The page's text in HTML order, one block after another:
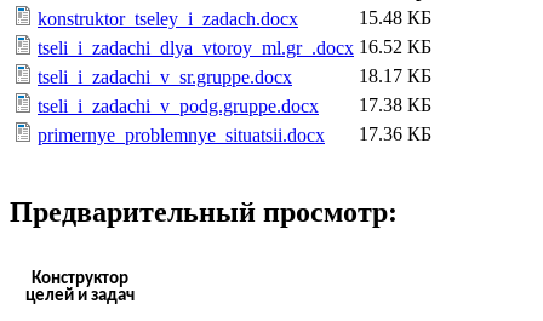
konstruktor_tseley_i_zadach.docx
15.48 КБ
tseli_i_zadachi_dlya_vtoroy_ml.gr_.docx 16.52 КБ
tseli_i_zadachi_v_sr.gruppe.docx
18.17 КБ
tseli_i_zadachi_v_podg.gruppe.docx
17.38 КБ
primernye_problemnye_situatsii.docx
17.36 КБ
Предварительный просмотр:
Конструктор
целей и задач